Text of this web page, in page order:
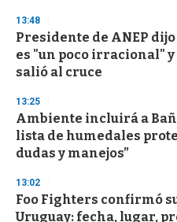
13:48
Presidente de ANEP
es "un poco irracional"
salió al cruce
13:25
Ambiente incluirá a
lista de humedales
dudas y manejos”
13:02
Foo Fighters confirmó
Uruguay: fecha, lugar,